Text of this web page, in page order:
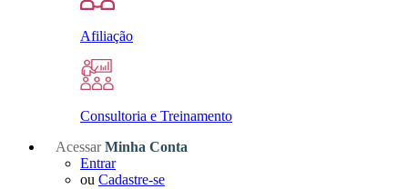
Afiliação
Consultoria e Treinamento
Acessar Minha Conta
Entrar
ou Cadastre-se